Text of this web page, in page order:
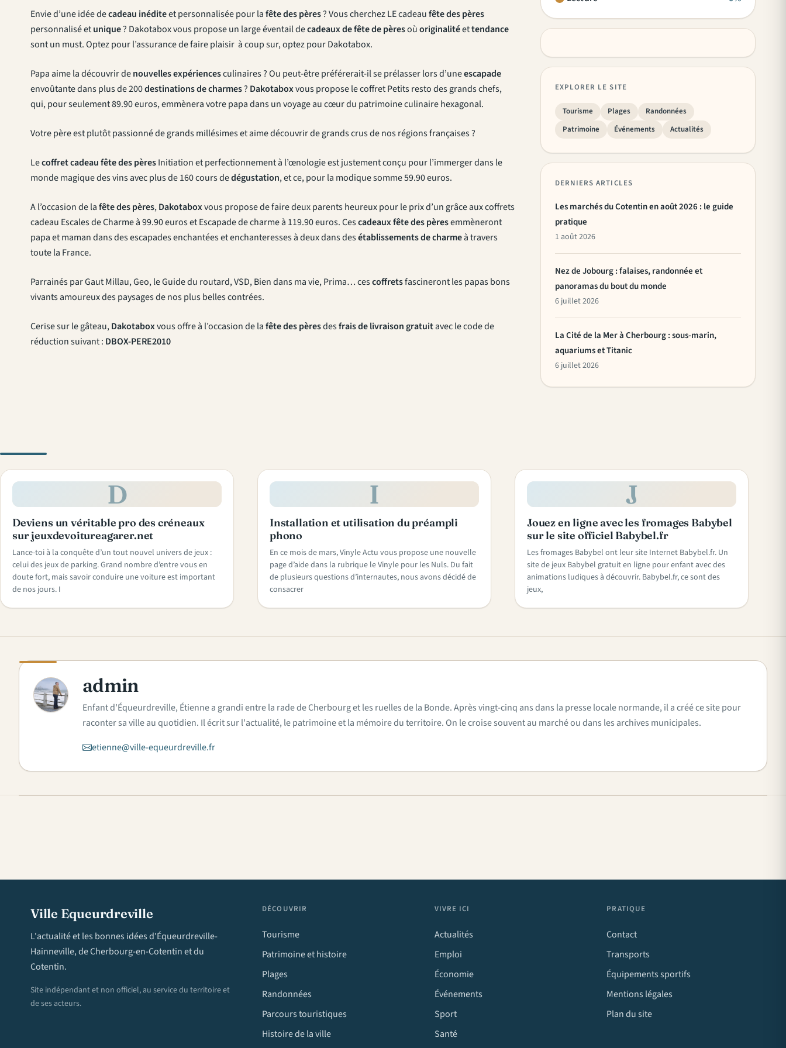
Envie d’une idée decadeau inéditeet personnalisée pour lafête des pères? Vous cherchez LE cadeaufête des pères
personnalisé etunique? Dakotabox vous propose un large éventail decadeaux de fête de pèresoùoriginalitéettendance
sont un must. Optez pour l’assurance de faire plaisir à coup sur, optez pour Dakotabox.
Papa aime la découvrir denouvelles expériencesculinaires ? Ou peut-être préférerait-il se prélasser lors d’uneescapade
envoûtante dans plus de 200destinations de charmes? Dakotaboxvous propose le coffret Petits resto des grands chefs,
qui, pour seulement 89.90 euros, emmènera votre papa dans un voyage au cœur du patrimoine culinaire hexagonal.
Votre père est plutôt passionné de grands millésimes et aime découvrir de grands crus de nos régions françaises ?
Lecoffret cadeau fête des pèresInitiation et perfectionnement à l’œnologie est justement conçu pour l’immerger dans le
monde magique des vins avec plus de 160 cours dedégustation, et ce, pour la modique somme 59.90 euros.
A l’occasion de lafête des pères,Dakotaboxvous propose de faire deux parents heureux pour le prix d’un grâce aux coffrets
cadeau Escales de Charme à 99.90 euros et Escapade de charme à 119.90 euros. Cescadeaux fête des pèresemmèneront
papa et maman dans des escapades enchantées et enchanteresses à deux dans desétablissements de charmeà travers
toute la France.
Parrainés par Gaut Millau, Geo, le Guide du routard, VSD, Bien dans ma vie, Prima… cescoffretsfascineront les papas bons
vivants amoureux des paysages de nos plus belles contrées.
Cerise sur le gâteau,Dakotaboxvous offre à l’occasion de lafête des pèresdesfrais de livraison gratuitavec le code de
réduction suivant : DBOX-PERE2010
EXPLORER LE SITE
Tourisme Plages
Randonnées
Patrimoine
Événements Actualités
DERNIERS ARTICLES
Les marchés du Cotentin en août 2026 : le guide
pratique
1 août 2026
Nez de Jobourg : falaises, randonnée et
panoramas du bout du monde
6 juillet 2026
La Cité de la Mer à Cherbourg : sous-marin,
aquariums et Titanic
6 juillet 2026
D
Deviens un véritable pro des créneaux
sur jeuxdevoitureagarer.net
Lance-toi à la conquête d’un tout nouvel univers de jeux :
celui des jeux de parking. Grand nombre d’entre vous en
doute fort, mais savoir conduire une voiture est important
de nos jours. I
I
Installation et utilisation du préampli
phono
En ce mois de mars, Vinyle Actu vous propose une nouvelle
page d’aide dans la rubrique le Vinyle pour les Nuls. Du fait
de plusieurs questions d’internautes, nous avons décidé de
consacrer
J
Jouez en ligne avec les fromages Babybel
sur le site officiel Babybel.fr
Les fromages Babybel ont leur site Internet Babybel.fr. Un
site de jeux Babybel gratuit en ligne pour enfant avec des
animations ludiques à découvrir. Babybel.fr, ce sont des
jeux,
A admin
Enfant d'Équeurdreville, Étienne a grandi entre la rade de Cherbourg et les ruelles de la Bonde. Après vingt-cinq ans dans la presse locale normande, il a créé ce site pour
raconter sa ville au quotidien. Il écrit sur l'actualité, le patrimoine et la mémoire du territoire. On le croise souvent au marché ou dans les archives municipales.
etienne@ville-equeurdreville.fr
Ville Equeurdreville
L'actualité et les bonnes idées d'Équeurdreville-
Hainneville, de Cherbourg-en-Cotentin et du
Cotentin.
Site indépendant et non officiel, au service du territoire et
de ses acteurs.
DÉCOUVRIR
Tourisme
Patrimoine et histoire
Plages
Randonnées
Parcours touristiques
Histoire de la ville
VIVRE ICI
Actualités
Emploi
Économie
Événements
Sport
Santé
PRATIQUE
Contact
Transports
Équipements sportifs
Mentions légales
Plan du site